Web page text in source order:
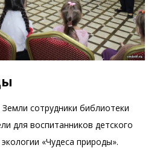
сотрудники библиотеки
для воспитанников детского
«Чудеса природы».